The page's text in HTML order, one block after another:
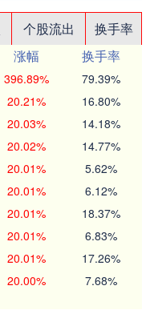
个股流出
换手率
涨幅
换手率
396.89% 79.39%
20.21% 16.80%
20.03% 14.18%
20.02% 14.77%
20.01% 5.62%
20.01% 6.12%
20.01% 18.37%
20.01% 6.83%
20.01% 17.26%
20.00% 7.68%